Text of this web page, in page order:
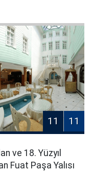
11 11
ve 18. Yüzyıl
Fuat Paşa Yalısı